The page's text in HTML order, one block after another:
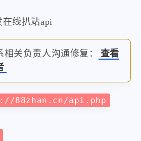
在线扒站api
关负责人沟通修复：
查看
88zhan.cn/api.php